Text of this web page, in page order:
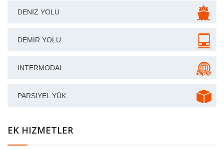
DENIZ YOLU
DEMIR YOLU
INTERMODAL
PARSIYEL YÜK
EK HIZMETLER